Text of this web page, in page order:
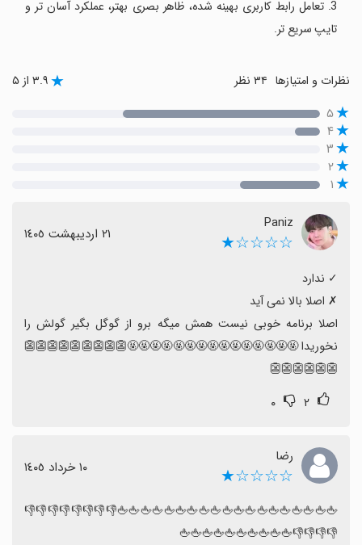
3. تعامل رابط کاربری بهینه شده، ظاهر بصری بهتر، عملکرد آسان تر و
تایپ سریع تر.
نظرات و امتیازها ۳.۹ از ۵
۵
۴
۳
۲
۱
Paniz
☆☆☆☆★ ٢١ اردیبهشت ١٤٠٥
نخوریدا 🤬🤬🤬🤬🤬🤬🤬🤬🤬🤬🤬🤬🤬🤬🤬👺👺👺👺👺👺👺👺👺
👺👺👺👺👺👺
۲ ۰
رضا
☆☆☆☆★ ١٠ خرداد ١٤٠٥
🖕🖕🖕🖕🖕🖕🖕🖕🖕🖕🖕🖕🖕🖕🖕🖕🖕🖕🖕👎👎👎👎👎👎👎👎
👎👎👎👎🖕🖕🖕🖕🖕🖕🖕🖕🖕🖕